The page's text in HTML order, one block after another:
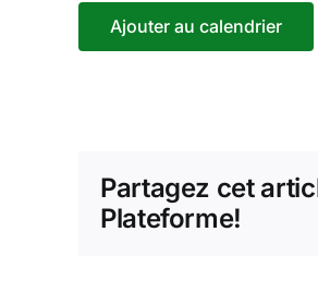
Ajouter au calendrier
Partagez cet
Plateforme!